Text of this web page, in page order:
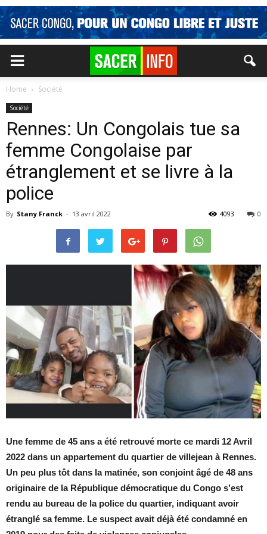
Home Société
Société
Rennes: Un Congolais tue sa
femme Congolaise par
étranglement et se livre à la
police
By Stany Franck - 13 avril 2022 0
4093
Une femme de 45 ans a été retrouvé morte ce mardi 12 Avril
2022 dans un appartement du quartier de villejean à Rennes.
Un peu plus tôt dans la matinée, son conjoint âgé de 48 ans
originaire de la République démocratique du Congo s’est
rendu au bureau de la police du quartier, indiquant avoir
étranglé sa femme. Le suspect avait déjà été condamné en